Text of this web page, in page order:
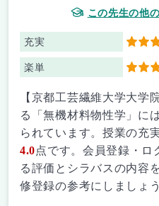
この先生の他
充実 5
楽単 4
【京都工芸繊維大学大学
る「無機材料物性学」には
られています。授業の充
4.0点です。会員登録・ロ
る評価とシラバスの内容
修登録の参考にしましょう